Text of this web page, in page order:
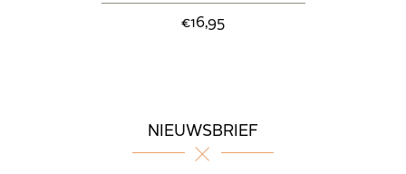
€16,95
NIEUWSBRIEF